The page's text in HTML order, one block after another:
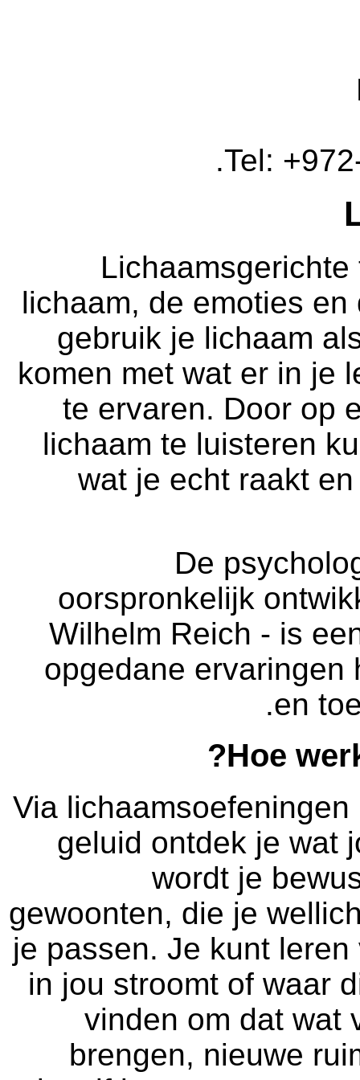
Tel:
lichaam, de emoties
gebruik je lichaam
komen met wat er in je
te ervaren. Door op
lichaam te luisteren
wat je echt raakt
De
oorspronkelijk
Wilhelm Reich - is
opgedane ervaringen
en
Hoe
Via
geluid ontdek je wat
wordt je
gewoonten, die je
je passen. Je kunt
in jou stroomt of waar
vinden om dat wat
brengen, nieuwe